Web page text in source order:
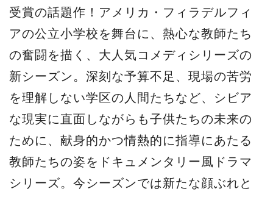
受賞の話題作！アメリカ・フィラデルフィ
アの公立小学校を舞台に、熱心な教師たち
の奮闘を描く、大人気コメディシリーズの
新シーズン。深刻な予算不足、現場の苦労
を理解しない学区の人間たちなど、シビア
な現実に直面しながらも子供たちの未来の
ために、献身的かつ情熱的に指導にあたる
教師たちの姿をドキュメンタリー風ドラマ
シリーズ。今シーズンでは新たな顔ぶれと